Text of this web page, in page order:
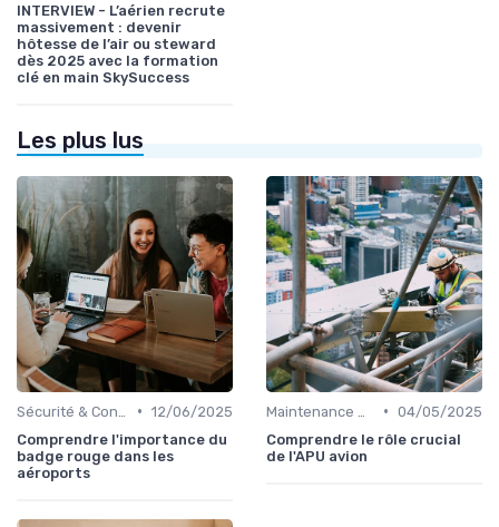
INTERVIEW - L’aérien recrute
massivement : devenir
hôtesse de l’air ou steward
dès 2025 avec la formation
clé en main SkySuccess
Les plus lus
• 12/06/2025
Comprendre l'importance du
badge rouge dans les
aéroports
• 04/05/2025
Comprendre le rôle crucial
de l'APU avion